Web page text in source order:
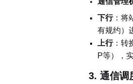
下行： 将
有规约）
上行：转
P等），
3. 通信调